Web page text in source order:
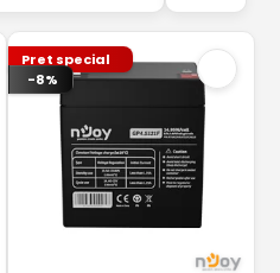
Pret special
-8%